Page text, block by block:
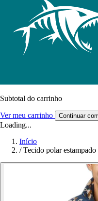
Subtotal do carrinho
Ver meu carrinho Continuar
Loading...
Início
/ Tecido polar